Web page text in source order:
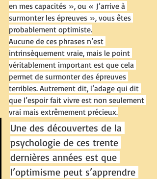
en mes capacités », ou « J’arrive à
surmonter les épreuves », vous êtes
probablement optimiste.
Aucune de ces phrases n’est
intrinsèquement vraie, mais le point
véritablement important est que cela
permet de surmonter des épreuves
terribles. Autrement dit, l’adage qui dit
que l’espoir fait vivre est non seulement
vrai mais extrêmement précieux.
Une des découvertes de la
psychologie de ces trente
dernières années est que
l’optimisme peut s’apprendre